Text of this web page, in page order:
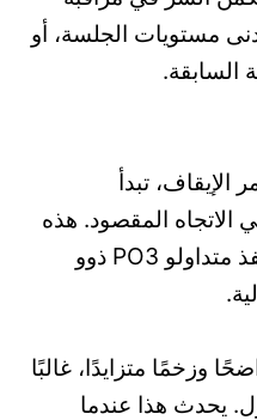
مستويات الجلسة، أو
السابقة.
الإيقاف، تبدأ
المقصود. هذه
هي الحركة الحقيقية، وهنا ينفذ متداولو PO3 ذوو
وزخمًا متزايدًا، غالبًا
يحدث هذا عندما